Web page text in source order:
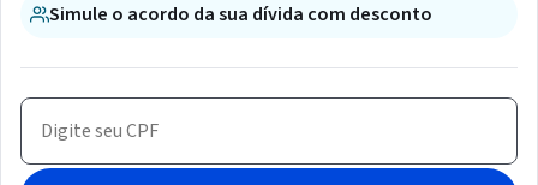
Simule o acordo da sua dívida com desconto